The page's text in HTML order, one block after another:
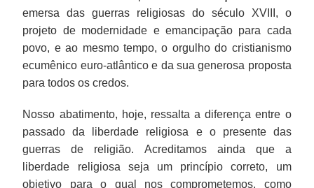
emersa das guerras religiosas do século XVIII, o
projeto de modernidade e emancipação para cada
povo, e ao mesmo tempo, o orgulho do cristianismo
ecumênico euro-atlântico e da sua generosa proposta
para todos os credos.
Nosso abatimento, hoje, ressalta a diferença entre o
passado da liberdade religiosa e o presente das
guerras de religião. Acreditamos ainda que a
liberdade religiosa seja um princípio correto, um
objetivo para o qual nos comprometemos, como